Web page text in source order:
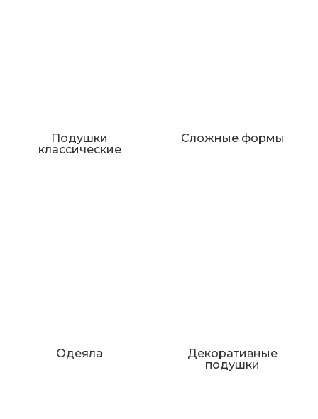
Подушки
классические
Сложные формы
Одеяла
Декоративные
подушки